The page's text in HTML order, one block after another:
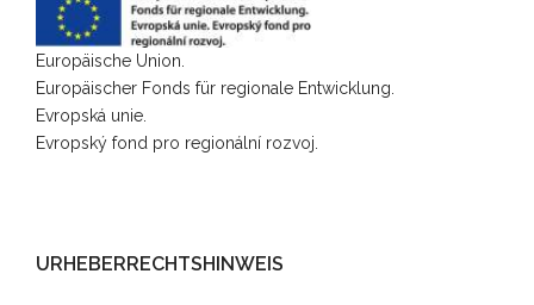
Europäische Union.
Europäischer Fonds für regionale Entwicklung.
Evropská unie.
Evropský fond pro regionální rozvoj.
URHEBERRECHTSHINWEIS